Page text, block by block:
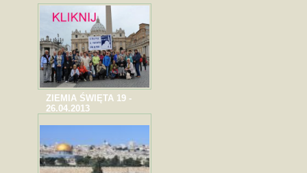
ZIEMIA ŚWIĘTA 19 -
26.04.2013